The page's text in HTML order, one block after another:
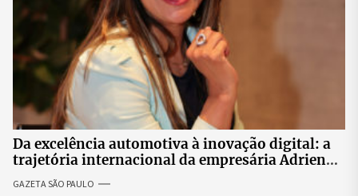
Da excelência automotiva à inovação digital: a
trajetória internacional da empresária Adriene
GAZETA SÃO PAULO